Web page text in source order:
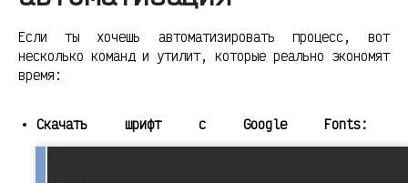
Если ты хочешь автоматизировать процесс, вот
несколько команд и утилит, которые реально экономят
время:
Скачать шрифт с Google Fonts: